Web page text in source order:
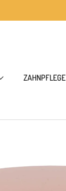
ZAHNPFLEGE